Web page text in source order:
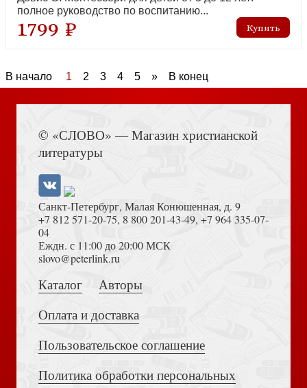
полное руководство по воспитанию...
1799 ₽
В начало 1 2 3 4 5 » В конец
© «СЛОВО» — Магазин христианской
литературы
Санкт-Петербург, Малая Конюшенная, д. 9
+7 812 571-20-75, 8 800 201-43-49, +7 964 335-07-
04
Еждн. с 11:00 до 20:00 МСК
slovo@peterlink.ru
Каталог
Авторы
Оплата и доставка
Пользовательское соглашение
Политика обработки персональных